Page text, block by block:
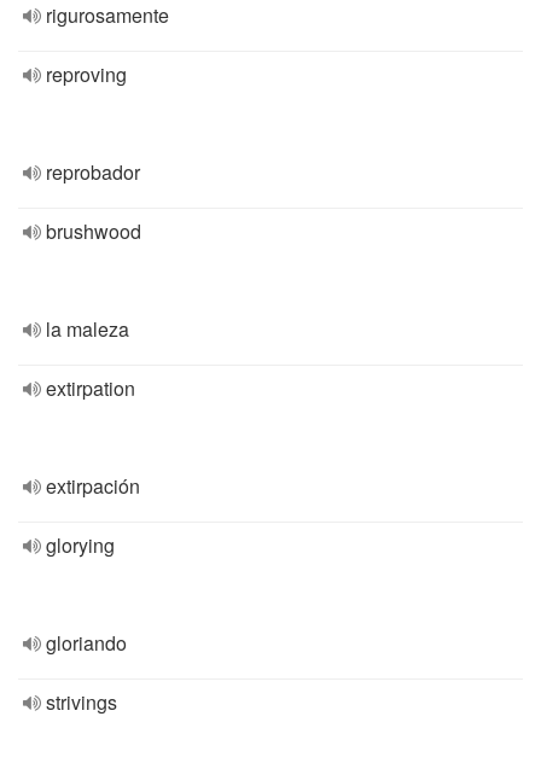
rigurosamente
reproving
reprobador
brushwood
la maleza
extirpation
extirpación
glorying
gloriando
strivings